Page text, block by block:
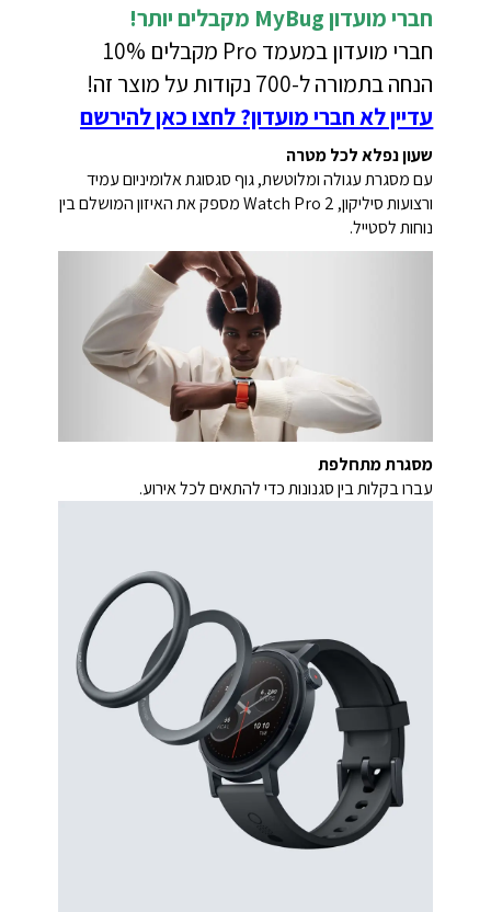
חברי מועדון MyBug
מקבלים יותר!
חברי מועדון במעמד Pro מקבלים 10%
הנחה בתמורה ל-700 נקודות על מוצר זה!
עדיין לא חברי מועדון? לחצו כאן להירשם
שעון נפלא לכל מטרה
עם מסגרת עגולה ומלוטשת, גוף סגסוגת אלומיניום עמיד
ורצועות סיליקון, Watch Pro 2 מספק את האיזון המושלם בין
נוחות לסטייל.
מסגרת מתחלפת
עברו בקלות בין סגנונות כדי להתאים לכל אירוע.